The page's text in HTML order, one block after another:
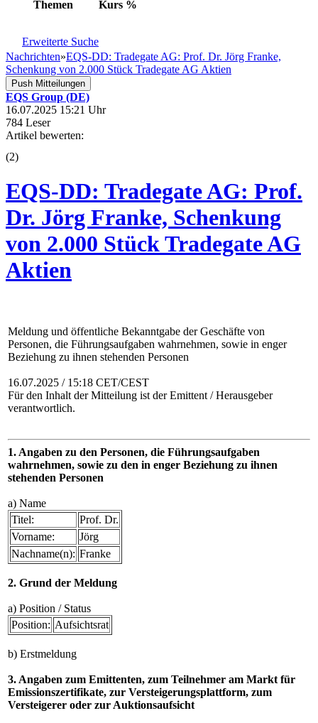
Themen Kurs %
Erweiterte Suche
Nachrichten»EQS-DD: Tradegate AG: Prof. Dr. Jörg Franke,
Schenkung von 2.000 Stück Tradegate AG Aktien
Push Mitteilungen
EQS Group (DE)
16.07.2025 15:21 Uhr
784 Leser
Artikel bewerten:
(2)
EQS-DD: Tradegate AG: Prof.
Dr. Jörg Franke, Schenkung
von 2.000 Stück Tradegate AG
Aktien
Meldung und öffentliche Bekanntgabe der Geschäfte von
Personen, die Führungsaufgaben wahrnehmen, sowie in enger
Beziehung zu ihnen stehenden Personen
16.07.2025 / 15:18 CET/CEST
Für den Inhalt der Mitteilung ist der Emittent / Herausgeber
verantwortlich.
1. Angaben zu den Personen, die Führungsaufgaben
wahrnehmen, sowie zu den in enger Beziehung zu ihnen
stehenden Personen
a) Name
Titel:
Prof. Dr.
Vorname:
Jörg
Nachname(n): Franke
2. Grund der Meldung
a) Position / Status
Position: Aufsichtsrat
b) Erstmeldung
3. Angaben zum Emittenten, zum Teilnehmer am Markt für
Emissionszertifikate, zur Versteigerungsplattform, zum
Versteigerer oder zur Auktionsaufsicht